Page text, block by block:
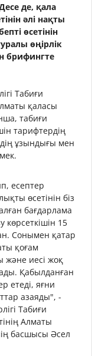
де, қала
әлі нақты
өсетінін
өңірлік
брифингте
Табиғи
қаласы
табиғи
тарифтердің
ұзындығы мен
есептер
өсетінін біз
бағдарлама
көрсеткішін 15
Сонымен қатар
қоғам
және иесі жоқ
Қабылданған
етеді, яғни
азаяды", -
Табиғи
Алматы
басшысы Әсел